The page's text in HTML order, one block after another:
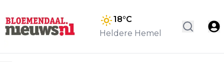
18°C
Heldere Hemel